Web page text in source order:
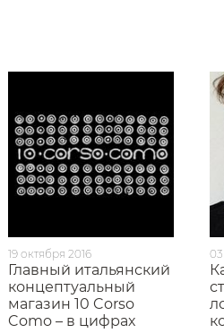
19 октября 2016
Главный итальянский
концептуальный
магазин 10 Corso
Como – в цифрах